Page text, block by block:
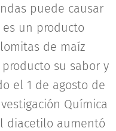
puede causar
es un producto
de maíz
su sabor y
el 1 de agosto de
Química
diacetilo aumentó